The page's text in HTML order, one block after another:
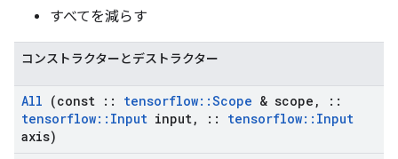
すべてを減らす
コンストラクターとデストラクター
All (const :: tensorflow::Scope & scope ,
::
tensorflow:: Input input, :: tensorflow:: Input
axis)